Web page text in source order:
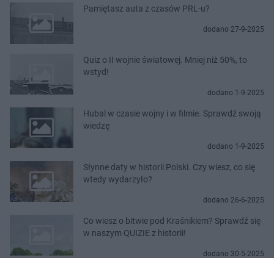
Pamiętasz auta z czasów PRL-u?
dodano 27-9-2025
Quiz o II wojnie światowej. Mniej niż 50%, to
wstyd!
dodano 1-9-2025
Hubal w czasie wojny i w filmie. Sprawdź swoją
wiedzę
dodano 1-9-2025
Słynne daty w historii Polski. Czy wiesz, co się
wtedy wydarzyło?
dodano 26-6-2025
Co wiesz o bitwie pod Kraśnikiem? Sprawdź się
w naszym QUIZIE z historii!
dodano 30-5-2025